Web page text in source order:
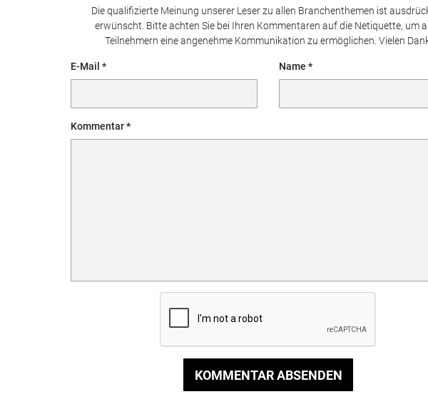
Die qualifizierte Meinung unserer Leser zu allen Branchenthemen ist
erwünscht. Bitte achten Sie bei Ihren Kommentaren auf die Netiquette, um
Teilnehmern eine angenehme Kommunikation zu ermöglichen. Vielen
E-Mail Name
Kommentar
KOMMENTAR ABSENDEN